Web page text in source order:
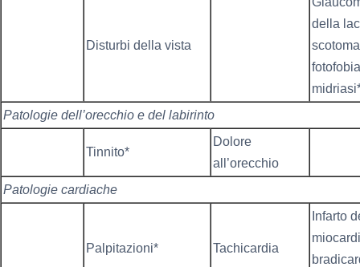
Disturbi della vista
della
Patologie dell’orecchio e del labirinto
Tinnito*
Dolore
all’orecchio
Patologie cardiache
Palpitazioni* Tachicardia
Infarto